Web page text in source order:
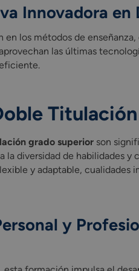
Innovadora en
los métodos de
las últimas
Titulación
grado superiorson
la diversidad de habilidades
y adaptable, cualidades
y